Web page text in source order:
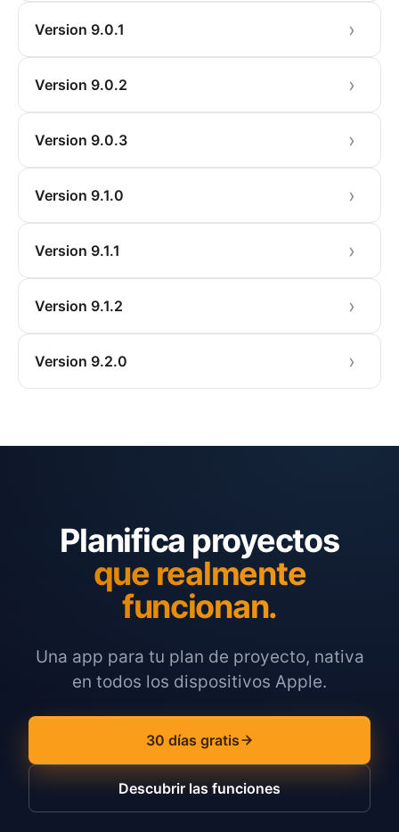
Version 9.0.1
Version 9.0.2
Version 9.0.3
Version 9.1.0
Version 9.1.1
Version 9.1.2
Version 9.2.0
Planifica proyectos
que realmente
funcionan.
Una app para tu plan de proyecto, nativa
en todos los dispositivos Apple.
30 días gratis
Descubrir las funciones